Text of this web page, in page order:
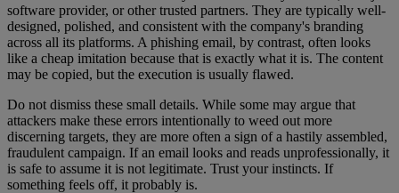
software provider, or other trusted partners. They are typically well-
designed, polished, and consistent with the company's branding
across all its platforms. A phishing email, by contrast, often looks
like a cheap imitation because that is exactly what it is. The content
may be copied, but the execution is usually flawed.
Do not dismiss these small details. While some may argue that
attackers make these errors intentionally to weed out more
discerning targets, they are more often a sign of a hastily assembled,
fraudulent campaign. If an email looks and reads unprofessionally, it
is safe to assume it is not legitimate. Trust your instincts. If
something feels off, it probably is.